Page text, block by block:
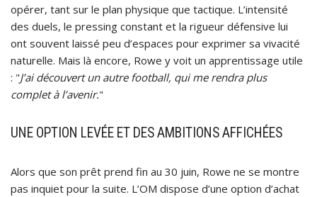
opérer, tant sur le plan physique que tactique. L’intensité
des duels, le pressing constant et la rigueur défensive lui
ont souvent laissé peu d’espaces pour exprimer sa vivacité
naturelle. Mais là encore, Rowe y voit un apprentissage utile
: "J’ai découvert un autre football, qui me rendra plus
complet à l’avenir."
UNE OPTION LEVÉE ET DES AMBITIONS AFFICHÉES
Alors que son prêt prend fin au 30 juin, Rowe ne se montre
pas inquiet pour la suite. L’OM dispose d’une option d’achat